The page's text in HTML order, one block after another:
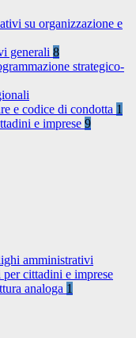
su organizzazione e
generali 8
strategico-
e codice di condotta 1
e imprese 9
amministrativi
cittadini e imprese
analoga 1